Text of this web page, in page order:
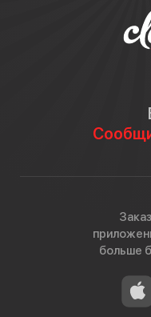
больше